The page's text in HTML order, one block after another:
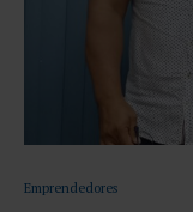
Emprendedores